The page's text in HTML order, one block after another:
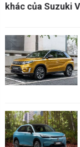
khác của Suzuki